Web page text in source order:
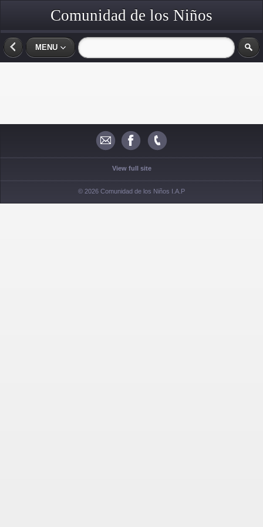
Comunidad de los Niños
MENU
View full site
© 2026 Comunidad de los Niños I.A.P